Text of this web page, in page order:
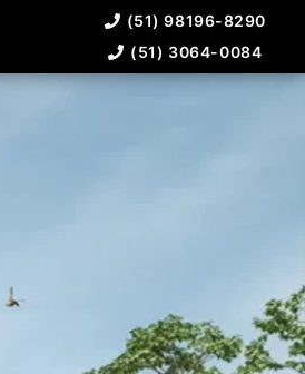
(51) 98196-8290
(51) 3064-0084